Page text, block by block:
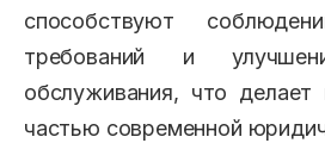
способствуют
требований и
обслуживания, что делает
частью современной